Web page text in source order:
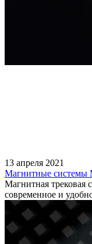
13 апреля 2021
Магнитные системы
Магнитная трековая
современное и